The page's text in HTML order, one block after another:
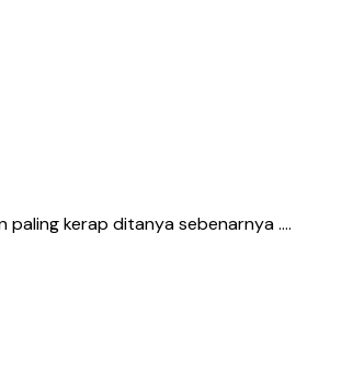
paling kerap ditanya sebenarnya ….